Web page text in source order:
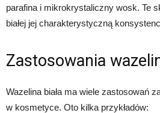
parafina i mikrokrystaliczny wosk. Te
białej jej charakterystyczną
Zastosowania
Wazelina biała ma wiele zastosowań
w kosmetyce. Oto kilka przykładów: